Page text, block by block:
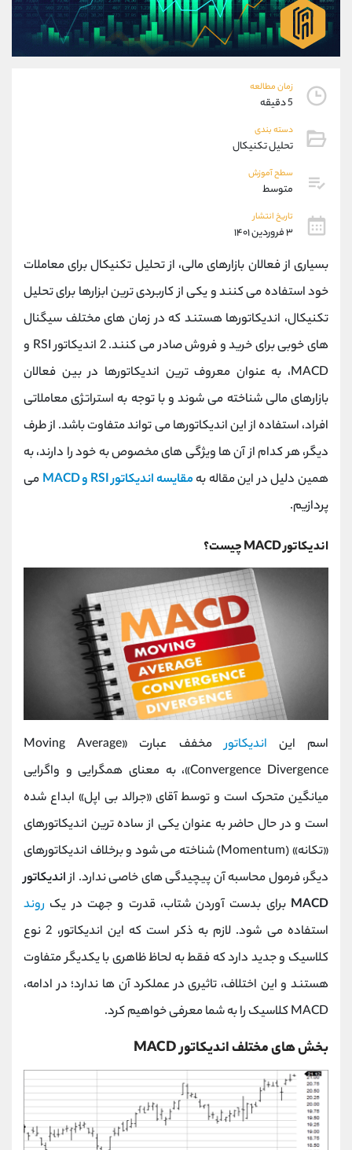
زمان مطالعه
5 دقیقه
دسته بندی
تحلیل تکنیکال
سطح آموزش
متوسط
تاریخ انتشار
۳ فروردین ۱۴۰۱
بسیاری از فعالان بازارهای مالی، از تحلیل تکنیکال برای معاملات
خود استفاده می کنند و یکی از کاربردی ترین ابزارها برای تحلیل
تکنیکال، اندیکاتورها هستند که در زمان های مختلف سیگنال
های خوبی برای خرید و فروش صادر می کنند. 2 اندیکاتور RSI و
MACD، به عنوان معروف ترین اندیکاتورها در بین فعالان
بازارهای مالی شناخته می شوند و با توجه به استراتژی معاملاتی
افراد، استفاده از این اندیکاتورها می تواند متفاوت باشد. از طرف
دیگر، هر کدام از آن ها ویژگی های مخصوص به خود را دارند، به
همین دلیل در این مقاله به مقایسه اندیکاتور RSI و MACD
می
پردازیم.
اندیکاتور MACD چیست؟
اسم این اندیکاتور
مخفف عبارت «Moving Average
Convergence Divergence»، به معنای همگرایی و واگرایی
میانگین متحرک است و توسط آقای «جرالد بی اپل» ابداع شده
است و در حال حاضر به عنوان یکی از ساده ترین اندیکاتور‌های
«تکانه» (Momentum) شناخته می شود و برخلاف اندیکاتورهای
دیگر، فرمول محاسبه آن پیچیدگی های خاصی ندارد. ازاندیکاتور
MACD برای بدست آوردن شتاب، قدرت و جهت در یک روند
استفاده می شود. لازم به ذکر است که این اندیکاتور، 2 نوع
کلاسیک و جدید دارد که فقط به لحاظ ظاهری با یکدیگر متفاوت
هستند و این اختلاف، تاثیری در عملکرد آن ها ندارد؛ در ادامه،
MACD کلاسیک را به شما معرفی خواهیم کرد.
بخش های مختلف اندیکاتور MACD
09101364784
واتساپ شروع گفتگو
تلگرام @Armteam_admin_104
پشتیبان فروش
موبایل
واتساپ
داخلی
اطلاعات تماس (دفتر فروش)
021-22021030
بدون پیش شماره 90001030
اینستاگرام @alireza.mehrabii
کانال تلگرام @alirezamehrabi_com